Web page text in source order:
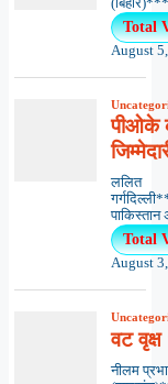
Total
August
पीओके
ललित
Total
August
वट वृक्ष
नीलम